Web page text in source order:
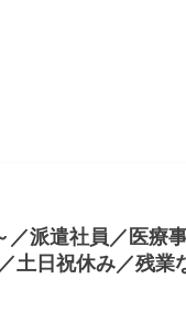
派遣社員／医療
土日祝休み／残業